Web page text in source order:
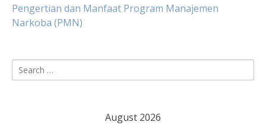
Pengertian dan Manfaat Program Manajemen
Narkoba (PMN)
Search
for:
August 2026